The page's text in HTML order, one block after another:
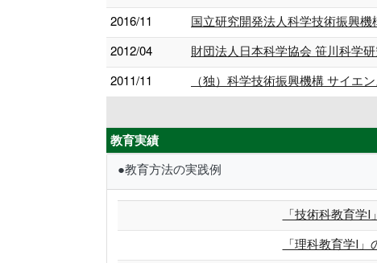
2016/11
国立研究開発法人科学技術振興
2012/04
財団法人日本科学協会 笹川科学
2011/11
（独）科学技術振興機構 サイエ
教育実績
●教育方法の実践例
「技術科教育学
「理科教育学Ⅰ」